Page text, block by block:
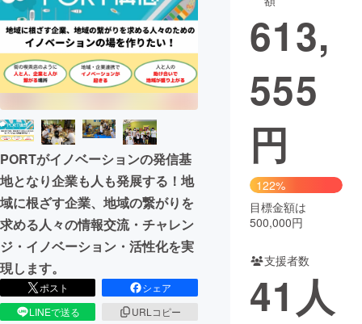
テクノロジー・ガジェット ゲーム・サ
映像・映画
ビジネス・起業
まちづくり・地域活性化
CAMPFIRE for Social Good
CAMPFIRE Creation
CAMPFIREふるさと納税machi-ya コミュニティ
PORTがイノベーションの発信基
地となり企業も人も発展する！地
域に根ざす企業、地域の繋がりを
求める人々の情報交流・チャレン
ジ・イノベーション・活性化を実
現します。
ポスト
シェア
LINEで送る
URLコピー
613,
555
円
122%
目標金額は
500,000円
支援者数
41 人